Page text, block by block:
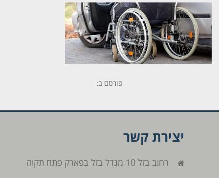
פורסם ב:
יצירת קשר
רחוב בזל 10 מגדל בזל בפארק פתח תקוה